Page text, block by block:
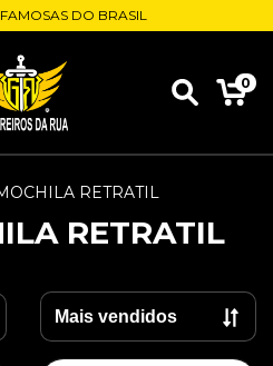
DO BRASIL
0
RETRATIL
RETRATIL